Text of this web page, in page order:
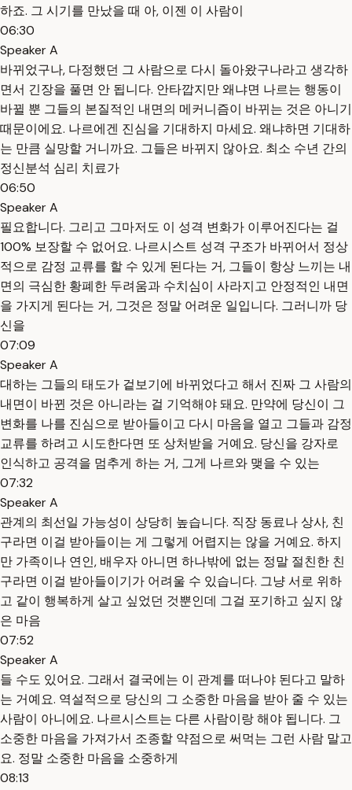
하죠. 그 시기를 만났을 때 아, 이젠 이 사람이
06:30
Speaker A
바뀌었구나, 다정했던 그 사람으로 다시 돌아왔구나라고 생각하
면서 긴장을 풀면 안 됩니다. 안타깝지만 왜냐면 나르는 행동이
바뀔 뿐 그들의 본질적인 내면의 메커니즘이 바뀌는 것은 아니기
때문이에요. 나르에겐 진심을 기대하지 마세요. 왜냐하면 기대하
는 만큼 실망할 거니까요. 그들은 바뀌지 않아요. 최소 수년 간의
정신분석 심리 치료가
06:50
Speaker A
필요합니다. 그리고 그마저도 이 성격 변화가 이루어진다는 걸
100% 보장할 수 없어요. 나르시스트 성격 구조가 바뀌어서 정상
적으로 감정 교류를 할 수 있게 된다는 거, 그들이 항상 느끼는 내
면의 극심한 황폐한 두려움과 수치심이 사라지고 안정적인 내면
을 가지게 된다는 거, 그것은 정말 어려운 일입니다. 그러니까 당
신을
07:09
Speaker A
대하는 그들의 태도가 겉보기에 바뀌었다고 해서 진짜 그 사람의
내면이 바뀐 것은 아니라는 걸 기억해야 돼요. 만약에 당신이 그
변화를 나를 진심으로 받아들이고 다시 마음을 열고 그들과 감정
교류를 하려고 시도한다면 또 상처받을 거예요. 당신을 강자로
인식하고 공격을 멈추게 하는 거, 그게 나르와 맺을 수 있는
07:32
Speaker A
관계의 최선일 가능성이 상당히 높습니다. 직장 동료나 상사, 친
구라면 이걸 받아들이는 게 그렇게 어렵지는 않을 거예요. 하지
만 가족이나 연인, 배우자 아니면 하나밖에 없는 정말 절친한 친
구라면 이걸 받아들이기가 어려울 수 있습니다. 그냥 서로 위하
고 같이 행복하게 살고 싶었던 것뿐인데 그걸 포기하고 싶지 않
은 마음
07:52
Speaker A
들 수도 있어요. 그래서 결국에는 이 관계를 떠나야 된다고 말하
는 거예요. 역설적으로 당신의 그 소중한 마음을 받아 줄 수 있는
사람이 아니에요. 나르시스트는 다른 사람이랑 해야 됩니다. 그
소중한 마음을 가져가서 조종할 약점으로 써먹는 그런 사람 말고
요. 정말 소중한 마음을 소중하게
08:13